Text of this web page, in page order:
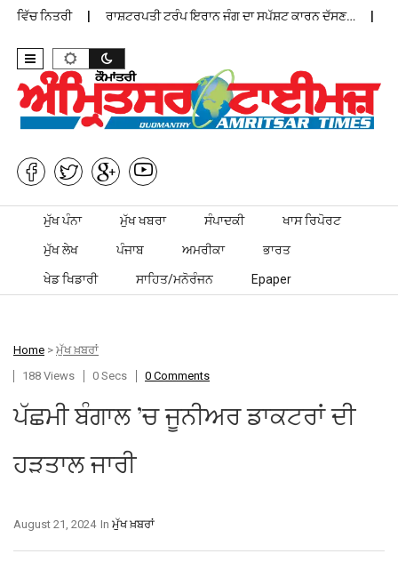
ਨਿਤਰੀ ਰਾਸ਼ਟਰਪਤੀ ਟਰੰਪ ਇਰਾਨ ਜੰਗ ਦਾ ਸਪੱਸ਼ਟ ਕਾਰਨ ਦੱਸਣ…
Skip to content
ਮੁੱਖ ਪੰਨਾ ਮੁੱਖ ਖਬਰਾ ਸੰਪਾਦਕੀ ਖਾਸ ਰਿਪੋਰਟ
ਮੁੱਖ ਲੇਖ ਪੰਜਾਬ ਅਮਰੀਕਾ ਭਾਰਤ
ਖੇਡ ਖਿਡਾਰੀ ਸਾਹਿਤ/ਮਨੋਰੰਜਨ Epaper
Home > ਮੁੱਖ ਖ਼ਬਰਾਂ
188 Views
0 Secs 0 Comments
ਪੱਛਮੀ ਬੰਗਾਲ ’ਚ ਜੂਨੀਅਰ ਡਾਕਟਰਾਂ ਦੀ
ਹੜਤਾਲ ਜਾਰੀ
In ਮੁੱਖ ਖ਼ਬਰਾਂ
August 21, 2024